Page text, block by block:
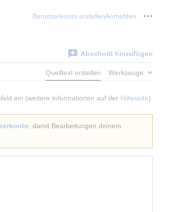
Benutzerkonto erstellenAnmelden Meine
Abschnitt hinzufügen
Quelltext erstellen Werkzeuge
ein (weitere Informationen auf der Hilfeseite).
, damit Bearbeitungen deinem